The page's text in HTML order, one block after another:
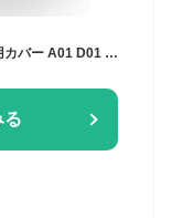
和楽の極専用カバー和楽カウチソファ2P・専用カバー A01 D01 ※それ以外には取り付けできかねます。
る